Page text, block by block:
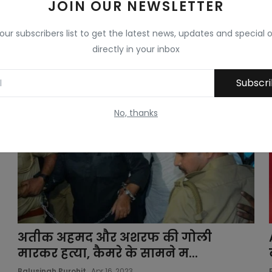
JOIN OUR NEWSLETTER
subscribers list to get the latest news, updates and special
directly in your inbox
No, thanks
Balusingh Purohit May 8, 2023
राजस्थान में विधानसभा चुनाव से पहले कांग्रेस खेमे के बीच की
खींचतान एक बार फिर ख...
अतीक अहमद और अशरफ की गोली
मारकर हत्या, कैमरे के सामने म...